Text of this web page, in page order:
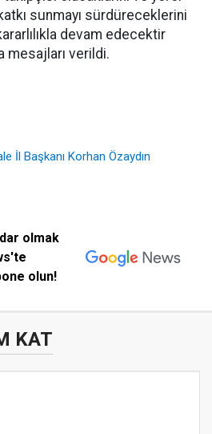
sunmayı sürdüreceklerini
devam edecektir
mesajları verildi.
İl Başkanı Korhan Özaydın
olmak
olun!
KAT